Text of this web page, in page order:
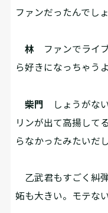
ファンだったんでしょ
林 ファンでライ
ら好きになっちゃうよ
柴門 しょうがな
リンが出て高揚して
らなかったみたいだ
乙武君もすごく糾
妬も大きい。モテな